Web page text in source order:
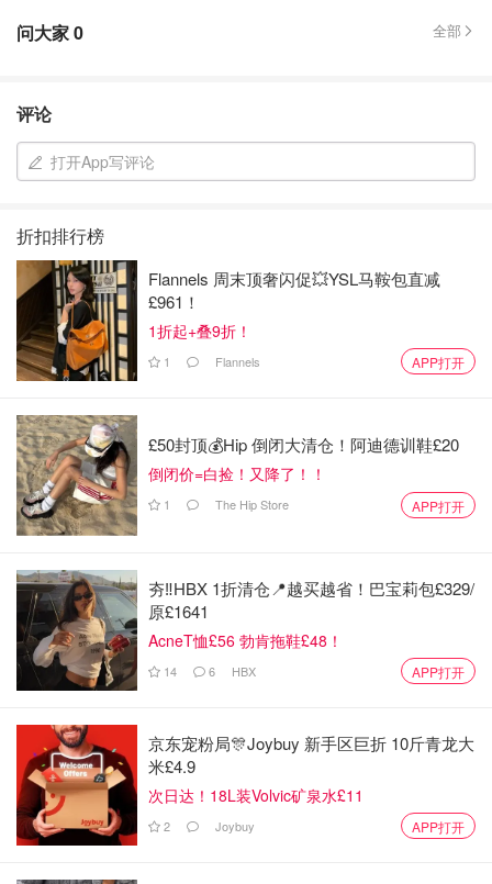
问大家0 全部
评论
打开App写评论
折扣排行榜
Flannels 周末顶奢闪促💥YSL马鞍包直减
£961！
1折起+叠9折！
1 Flannels APP打开
£50封顶💰Hip 倒闭大清仓！阿迪德训鞋£20
倒闭价=白捡！又降了！！
1 The Hip Store APP打开
夯‼️HBX 1折清仓📍越买越省！巴宝莉包£329/
原£1641
AcneT恤£56 勃肯拖鞋£48！
14 6 HBX APP打开
京东宠粉局🎊Joybuy 新手区巨折 10斤青龙大
米£4.9
次日达！18L装Volvic矿泉水£11
2 Joybuy APP打开